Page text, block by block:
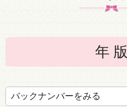
年 版
バックナンバーをみる